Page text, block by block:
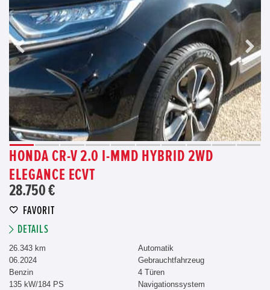
HONDA CR-V 2.0 I-MMD HYBRID 2WD
ELEGANCE ECVT
28.750 €
FAVORIT
DETAILS
26.343 km
06.2024
Benzin
135 kW/184 PS
Automatik
Gebrauchtfahrzeug
4 Türen
Navigationssystem